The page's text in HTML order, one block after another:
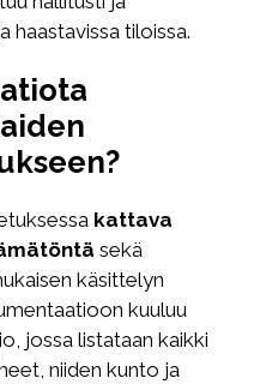
haastavissa tiloissa.
kattava
sekä
käsittelyn
kuuluu
jossa listataan kaikki
niiden kunto ja